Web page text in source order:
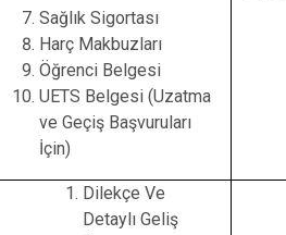
Sağlık Sigortası
Harç Makbuzları
Öğrenci Belgesi
UETS Belgesi (Uzatma
ve Geçiş Başvuruları
İçin)
Dilekçe Ve
Detaylı Geliş